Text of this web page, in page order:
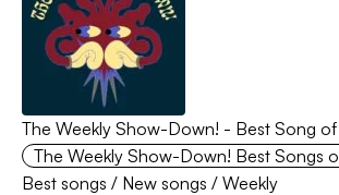
The Weekly Show-Down! - Best Song
The Weekly Show-Down! Best Songs
Best songs / New songs / Weekly